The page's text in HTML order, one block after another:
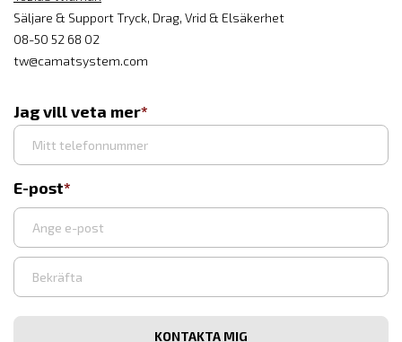
Säljare & Support Tryck, Drag, Vrid & Elsäkerhet
08-50 52 68 02
tw@camatsystem.com
Jag vill veta mer
E-post
Ange
e-
Bekräfta